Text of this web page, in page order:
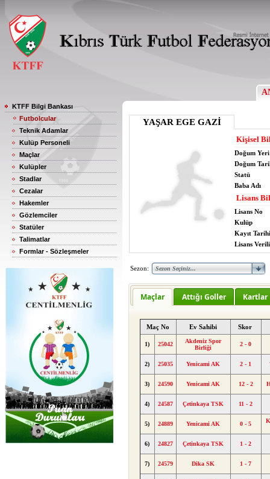
KTFF Bilgi Bankası
Futbolcular
Teknik Adamlar
Kulüp Personeli
Maçlar
Kulüpler
Stadlar
Cezalar
Hakemler
Gözlemciler
Statüler
Talimatlar
Formlar - Sözleşmeler
YAŞAR EGE GAZİ
Kişisel
Doğum Yeri
Doğum
Statü
Baba Adı
Lisans
Lisans No
Kulüp
Kayıt Tarihi
Lisans
Sezon:
Maçlar Attığı Goller Kartlar
Maç No Ev Sahibi Skor
1) 25042
Akdeniz Spor
Birliği
2 - 0
2) 25035 Yenicami AK 2 - 1
3) 24590 Yenicami AK 12 - 2
4) 24587 Çetinkaya TSK 11 - 2
5) 24889 Yenicami AK 0 - 5
6) 24827 Çetinkaya TSK 1 - 2
7) 24579 Dika SK 1 - 7